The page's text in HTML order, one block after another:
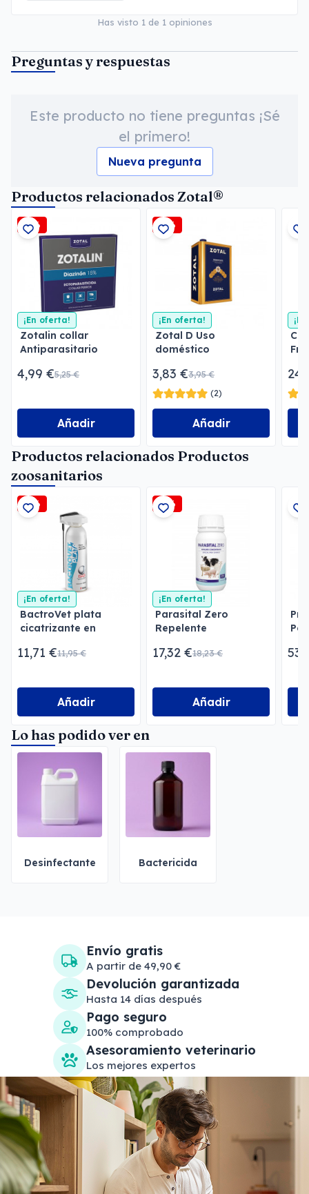
Has visto 1 de 1 opiniones
Preguntas y respuestas
Este producto no tiene preguntas ¡Sé
el primero!
Nueva pregunta
Productos relacionados Zotal®
-5%
¡En oferta!
Zotalin collar
Antiparasitario
4,99 €5,25 €
Añadir
-3%
¡En oferta!
Zotal D Uso
doméstico
3,83 €3,95 €
(2)
Añadir
Productos relacionados Productos
zoosanitarios
-2%
¡En oferta!
BactroVet plata
cicatrizante en
11,71 €11,95 €
Añadir
-5%
¡En oferta!
Parasital Zero
Repelente
17,32 €18,23 €
Añadir
Lo has podido ver en
Desinfectante Bactericida
Envío gratis
A partir de 49,90 €
Devolución garantizada
Hasta 14 días después
Pago seguro
100% comprobado
Asesoramiento veterinario
Los mejores expertos